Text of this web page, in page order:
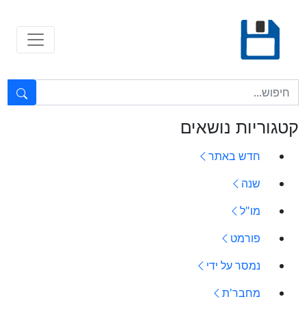
content
טקסט חופשי...
קטגוריות נושאים
חדש באתר
שנה
מו"ל
פורמט
נמסר על ידי
מחבר'ת